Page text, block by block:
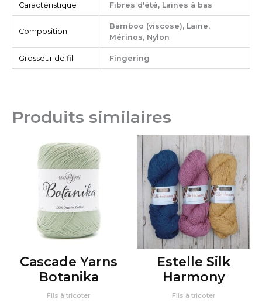
Caractéristique Fibres d'été, Laines à bas
Composition
Bamboo (viscose), Laine,
Mérinos, Nylon
Grosseur de fil Fingering
Produits similaires
Cascade Yarns
Botanika
Fils à tricoter
Estelle Silk
Harmony
Fils à tricoter